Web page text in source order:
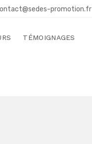
promotion.fr
TÉMOIGNAGES